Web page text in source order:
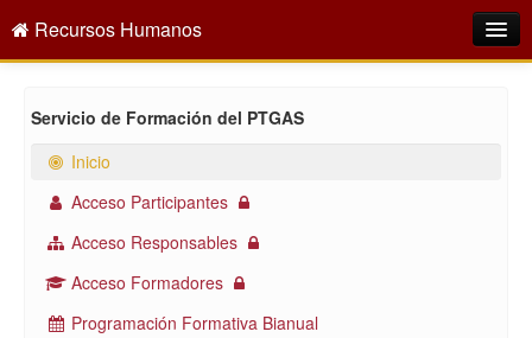
Recursos Humanos
Directorio
Servicios
Buscar
Servicio de Formación del PTGAS
Inicio
Acceso Participantes
Acceso Responsables
Acceso Formadores
Programación Formativa Bianual